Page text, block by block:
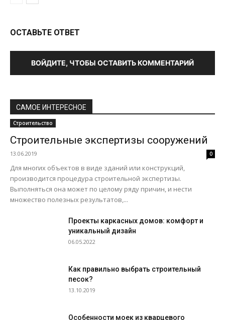
ОСТАВЬТЕ ОТВЕТ
ВОЙДИТЕ, ЧТОБЫ ОСТАВИТЬ КОММЕНТАРИЙ
САМОЕ ИНТЕРЕСНОЕ
Строительство
Строительные экспертизы сооружений
13.06.2019 0
Для многих объектов в виде зданий или конструкций,
производится процедура строительной экспертизы.
Выполняться она может по целому ряду причин, и нести
множество полезных результатов,...
Проекты каркасных домов: комфорт и
уникальный дизайн
06.05.2022
Как правильно выбрать строительный
песок?
13.10.2019
Особенности моек из кварцевого